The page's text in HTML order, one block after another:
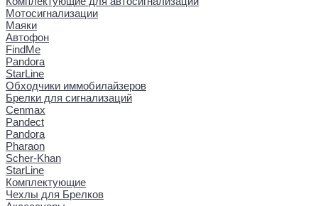
Мотосигнализации
Маяки
Автофон
FindMe
Pandora
StarLine
Обходчики иммобилайзеров
Брелки для сигнализаций
Cenmax
Pandect
Pandora
Pharaon
Scher-Khan
StarLine
Комплектующие
Чехлы для Брелков